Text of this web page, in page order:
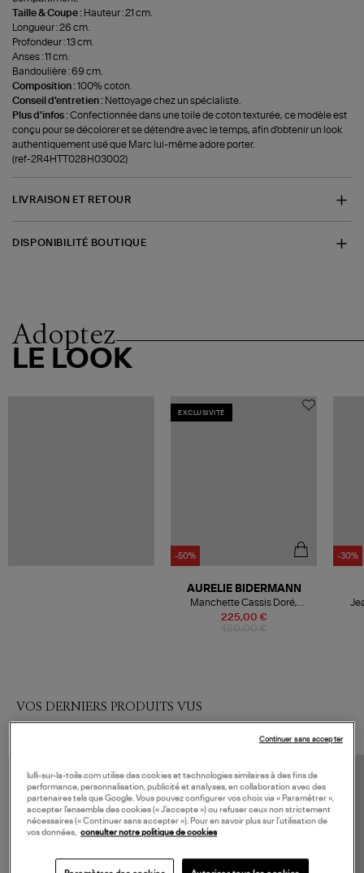
Taille & Coupe : Hauteur : 21 cm.
Longueur : 26 cm.
Profondeur : 13 cm.
Anses : 11 cm.
Bandoulière : 69 cm.
Composition :100% coton.
Conseil d'entretien : Nettoyage chez un spécialiste.
Plus d'infos :Confectionnée dans une toile de coton texturée, ce modèle est
conçu pour se décolorer et se détendre avec le temps, afin d'obtenir un look
authentiquement usé que Marc lui-même adore porter.
(ref-2R4HTT028H03002)
LIVRAISON ET RETOUR
DISPONIBILITÉ BOUTIQUE
Adoptez
LE LOOK
EXCLUSIVITÉ
-50%
225,00 €
AURELIE BIDERMANN
Manchette Cassis Doré,
Exclusivité Lulli
-30%
VOS DERNIERS PRODUITS VUS
lulli-sur-la-toile.com utilise des cookies et technologies similaires à des fins de
performance, personnalisation, publicité et analyses, en collaboration avec des
partenaires tels que Google. Vous pouvez configurer vos choix via « Paramétrer »,
accepter l’ensemble des cookies (« J’accepte ») ou refuser ceux non strictement
nécessaires (« Continuer sans accepter »). Pour en savoir plus sur l’utilisation de
vos données, consulter notre politique de cookies
Continuer sans accepter